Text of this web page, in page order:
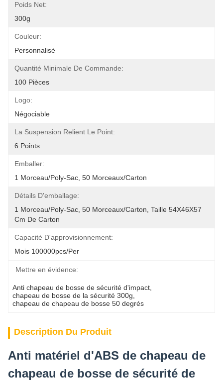
Poids Net:
300g
Couleur:
Personnalisé
Quantité Minimale De Commande:
100 Pièces
Logo:
Négociable
La Suspension Relient Le Point:
6 Points
Emballer:
1 Morceau/poly-Sac, 50 Morceaux/carton
Détails D'emballage:
1 Morceau/poly-Sac, 50 Morceaux/carton, Taille 54X46X57
Cm De Carton
Capacité D'approvisionnement:
Mois 100000pcs/per
Mettre en évidence:
Anti chapeau de bosse de sécurité d'impact
chapeau de bosse de la sécurité 300g
chapeau de chapeau de bosse 50 degrés
Description Du Produit
Anti matériel d'ABS de chapeau de
chapeau de bosse de sécurité de